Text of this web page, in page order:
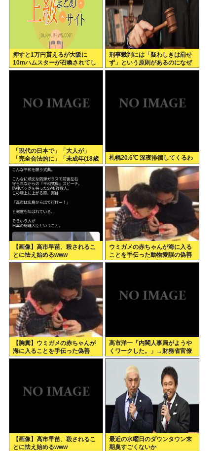
押すと1万円貰えるが大阪に
10mハムスターが召喚されてし
まうボタン
刑事裁判には「疑わしきは罰せ
ず」という原則があるのになぜ
「性交の同意がなかった」とい
「現代の日本で」「大人が」
「完全合法的に」「未成年(18歳
未満)」と性行為をする方法って
札幌20.6℃ 深夜徘徊してくるわ
【画像】高市早苗、殺されるこ
とに怯え始めるwww
ウミガメの赤ちゃんが海に入る
ことを手伝った動物愛誤の偽善
者、最悪の結末を迎える
【胸糞】ウミガメの赤ちゃんが
海に入ることを手伝った偽善
者、最悪の行動だったことが判
高市洋一「内閣人事局がようや
くワークした。」→財務省官僚
の左遷記事を喜んでポスト
【画像】高市早苗、殺されるこ
とに怯え始めるwww
最近の水曜日のダウンタウン末
期臭すごくないか